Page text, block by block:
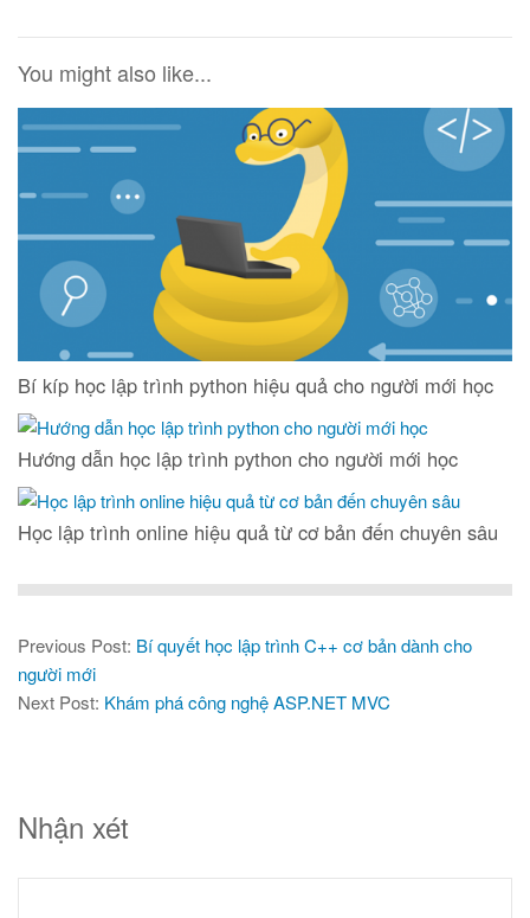
You might also like...
Bí kíp học lập trình python hiệu quả cho người mới học
Hướng dẫn học lập trình python cho người mới học
Học lập trình online hiệu quả từ cơ bản đến chuyên sâu
Previous Post: Bí quyết học lập trình C++ cơ bản dành cho
người mới
Next Post: Khám phá công nghệ ASP.NET MVC
Nhận xét